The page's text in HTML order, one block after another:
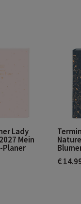
Lady
Mein
Planer
€